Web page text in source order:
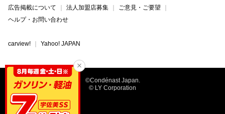
広告掲載について
法人加盟店募集
ご意見・ご要望
ヘルプ・お問い合わせ
carview! Yahoo! JAPAN
©Condénast Japan.
© LY Corporation